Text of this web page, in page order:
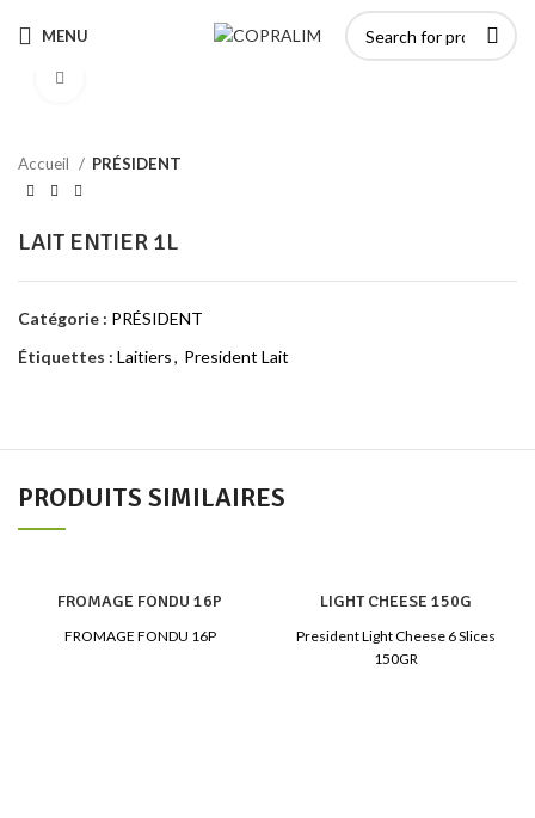
MENU
Accueil PRÉSIDENT
LAIT ENTIER 1L
Catégorie : PRÉSIDENT
Étiquettes : Laitiers, President Lait
PRODUITS SIMILAIRES
FROMAGE FONDU 16P
FROMAGE FONDU 16P
LIGHT CHEESE 150G
President Light Cheese 6 Slices
150GR